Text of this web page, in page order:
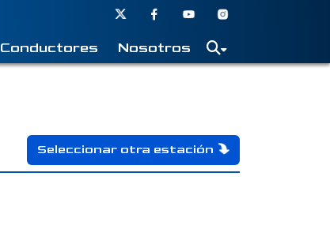
Conductores Nosotros
Seleccionar otra estación